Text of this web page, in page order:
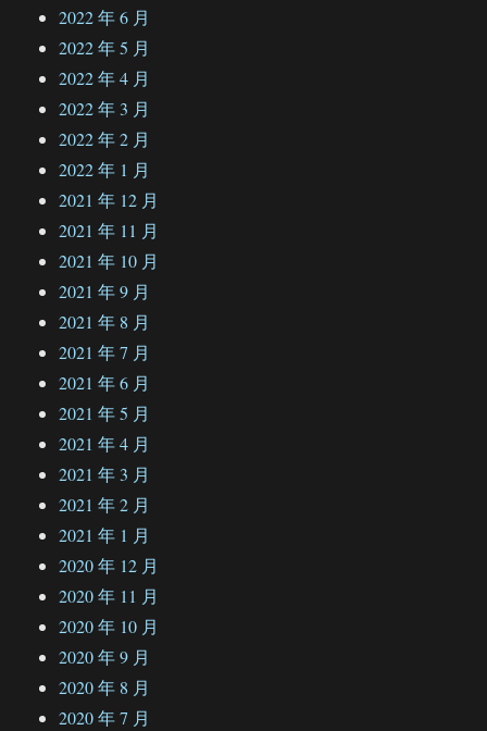
2022 年 6 月
2022 年 5 月
2022 年 4 月
2022 年 3 月
2022 年 2 月
2022 年 1 月
2021 年 12 月
2021 年 11 月
2021 年 10 月
2021 年 9 月
2021 年 8 月
2021 年 7 月
2021 年 6 月
2021 年 5 月
2021 年 4 月
2021 年 3 月
2021 年 2 月
2021 年 1 月
2020 年 12 月
2020 年 11 月
2020 年 10 月
2020 年 9 月
2020 年 8 月
2020 年 7 月